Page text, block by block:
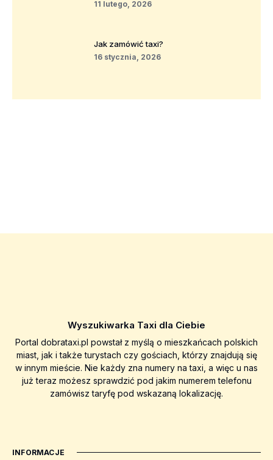
11 lutego, 2026
Jak zamówić taxi?
16 stycznia, 2026
Wyszukiwarka Taxi dla Ciebie
Portal dobrataxi.pl powstał z myślą o mieszkańcach polskich
miast, jak i także turystach czy gościach, którzy znajdują się
w innym mieście. Nie każdy zna numery na taxi, a więc u nas
już teraz możesz sprawdzić pod jakim numerem telefonu
zamówisz taryfę pod wskazaną lokalizację.
INFORMACJE